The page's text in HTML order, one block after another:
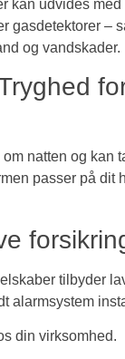
kan udvides med
gasdetektorer –
og vandskader.
natten og kan
passer på dit
tilbyder
alarmsystem
din virksomhed.